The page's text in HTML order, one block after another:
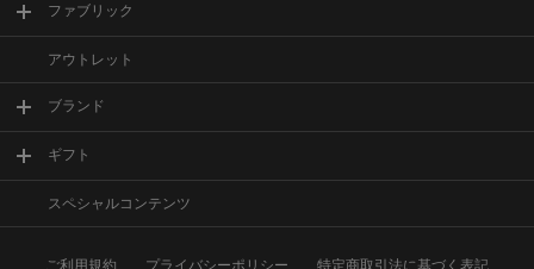
ファブリック
アウトレット
ブランド
ギフト
スペシャルコンテンツ
ご利用規約 プライバシーポリシー 特定商取引法に基づく表記